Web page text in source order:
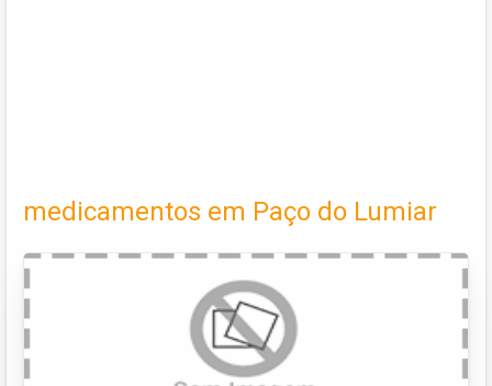
medicamentos em Paço do Lumiar